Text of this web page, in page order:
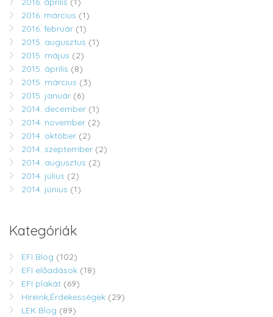
2016. március (1)
2016. február (1)
2015. augusztus (1)
2015. május (2)
2015. április (8)
2015. március (3)
2015. január (6)
2014. december (1)
2014. november (2)
2014. október (2)
2014. szeptember (2)
2014. augusztus (2)
2014. július (2)
2014. június (1)
Kategóriák
EFI Blog (102)
EFI előadások (18)
EFI plakát (69)
Híreink,Érdekességek (29)
LEK Blog (89)